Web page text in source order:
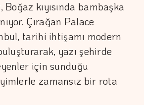
kıyısında bambaşka
Çırağan Palace
tarihi ihtişamı modern
yazı şehirde
için sunduğu
zamansız bir rota